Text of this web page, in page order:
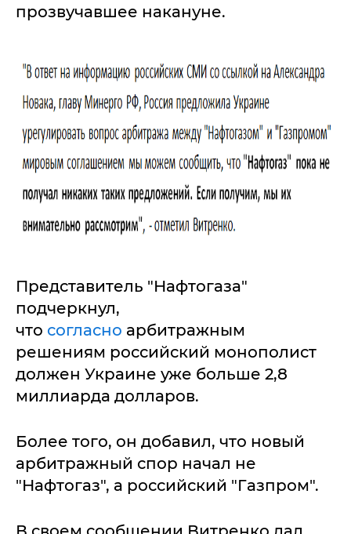
прозвучавшее накануне.
Представитель "Нафтогаза"
подчеркнул,
что согласно арбитражным
решениям российский монополист
должен Украине уже больше 2,8
миллиарда долларов.
Более того, он добавил, что новый
арбитражный спор начал не
"Нафтогаз", а российский "Газпром".